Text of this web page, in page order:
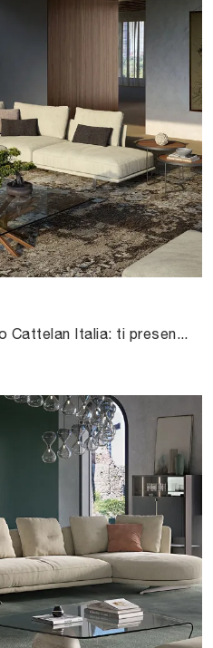
Salotti e divani ad angolo Cattelan Italia: ti presentiamo il modello Harrison in tessuto per impreziosire la zona giorno.